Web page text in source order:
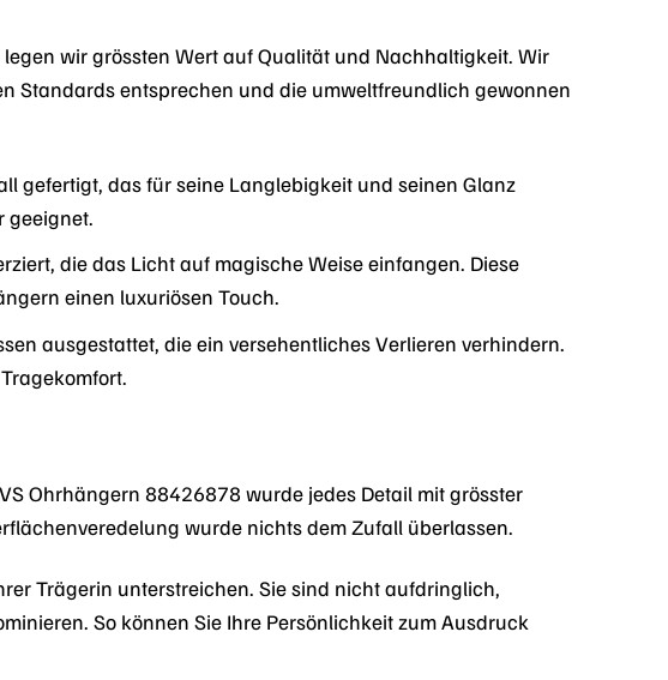
wir grössten Wert auf Qualität und Nachhaltigkeit. Wir
Standards entsprechen und die umweltfreundlich gewonnen
gefertigt, das für seine Langlebigkeit und seinen Glanz
geeignet.
die das Licht auf magische Weise einfangen. Diese
einen luxuriösen Touch.
ausgestattet, die ein versehentliches Verlieren verhindern.
Ohrhängern 88426878 wurde jedes Detail mit grösster
wurde nichts dem Zufall überlassen.
Trägerin unterstreichen. Sie sind nicht aufdringlich,
So können Sie Ihre Persönlichkeit zum Ausdruck